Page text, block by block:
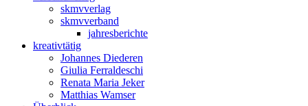
skmvverlag
skmvverband
jahresberichte
kreativtätig
Johannes Diederen
Giulia Ferraldeschi
Renata Maria Jeker
Matthias Wamser